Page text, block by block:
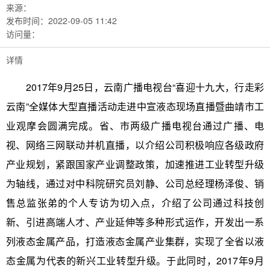
来源：
发布时间： 2022-09-05 11:42
访问量：
详情
2017年9月25日，云南广播电视台“喜迎十九大，行走彩
云南”全媒体大型直播活动走进中宣液态现场直播暨曲靖市工
业观摩会圆满完成。省、市两级广播电视台通过广播、电
视、网络三网联动并机直播，以介绍公司积极响应各级政府
产业规划，紧跟国家产业调整政策，加速推进工业转型升级
为轴线，通过对中科院研究员刘静、公司总经理杨泽俊、销
售总监张弟的个人专访为切入点，介绍了公司通过科技创
新、引进高端人才、产业延伸等多种形式运作，开发出一系
列液态金属产品，打造液态金属产业集群，实现了全省以液
态金属为代表的新兴工业转型升级。于此同时，2017年9月